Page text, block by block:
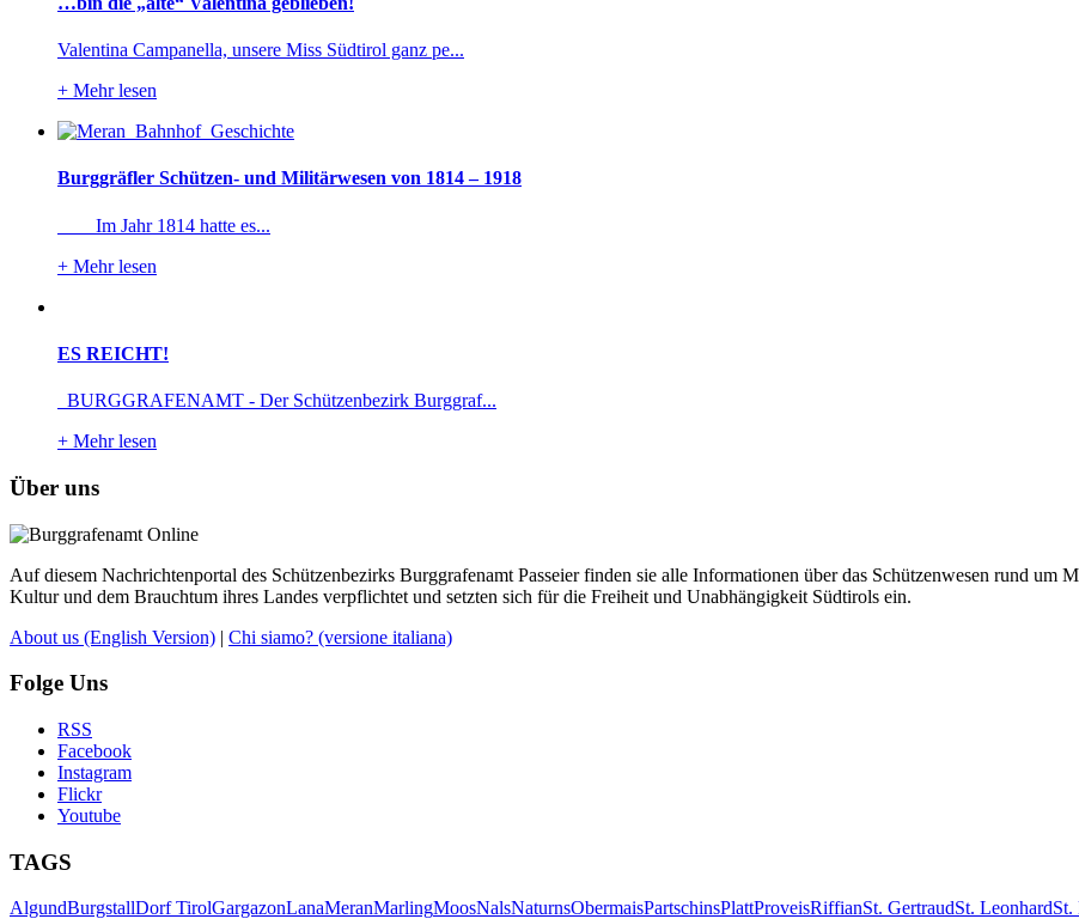
Valentina Campanella, unsere Miss Südtirol ganz pe...
+ Mehr lesen
Burggräfler Schützen- und Militärwesen von 1814 – 1918
Im Jahr 1814 hatte es...
+ Mehr lesen
ES REICHT!
BURGGRAFENAMT - Der Schützenbezirk Burggraf...
+ Mehr lesen
Über uns
Auf diesem Nachrichtenportal des Schützenbezirks Burggrafenamt Passeier finden sie alle Informationen über das Schützenwesen rund
Kultur und dem Brauchtum ihres Landes verpflichtet und setzten sich für die Freiheit und Unabhängigkeit Südtirols ein.
About us (English Version) | Chi siamo? (versione italiana)
Folge Uns
RSS
Facebook
Instagram
Flickr
Youtube
TAGS
AlgundBurgstallDorf TirolGargazonLanaMeranMarlingMoosNalsNaturnsObermaisPartschinsPlattProveisRiffianSt. GertraudSt. LeonhardSt.